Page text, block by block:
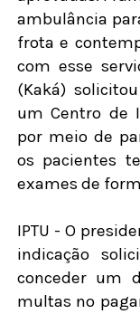
ambulância
frota e
com esse
(Kaká)
um Centro de
por meio de
os pacientes
exames de
IPTU - O
indicação
conceder um
multas no